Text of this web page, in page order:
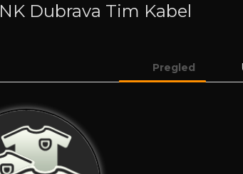
NK Dubrava Tim Kabel
Pregled